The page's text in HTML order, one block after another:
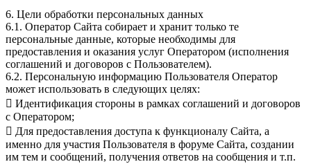
6. Цели обработки персональных данных
6.1. Оператор Сайта собирает и хранит только те
персональные данные, которые необходимы для
предоставления и оказания услуг Оператором (исполнения
соглашений и договоров с Пользователем).
6.2. Персональную информацию Пользователя Оператор
может использовать в следующих целях:
 Идентификация стороны в рамках соглашений и договоров
с Оператором;
 Для предоставления доступа к функционалу Сайта, а
именно для участия Пользователя в форуме Сайта, создании
им тем и сообщений, получения ответов на сообщения и т.п.